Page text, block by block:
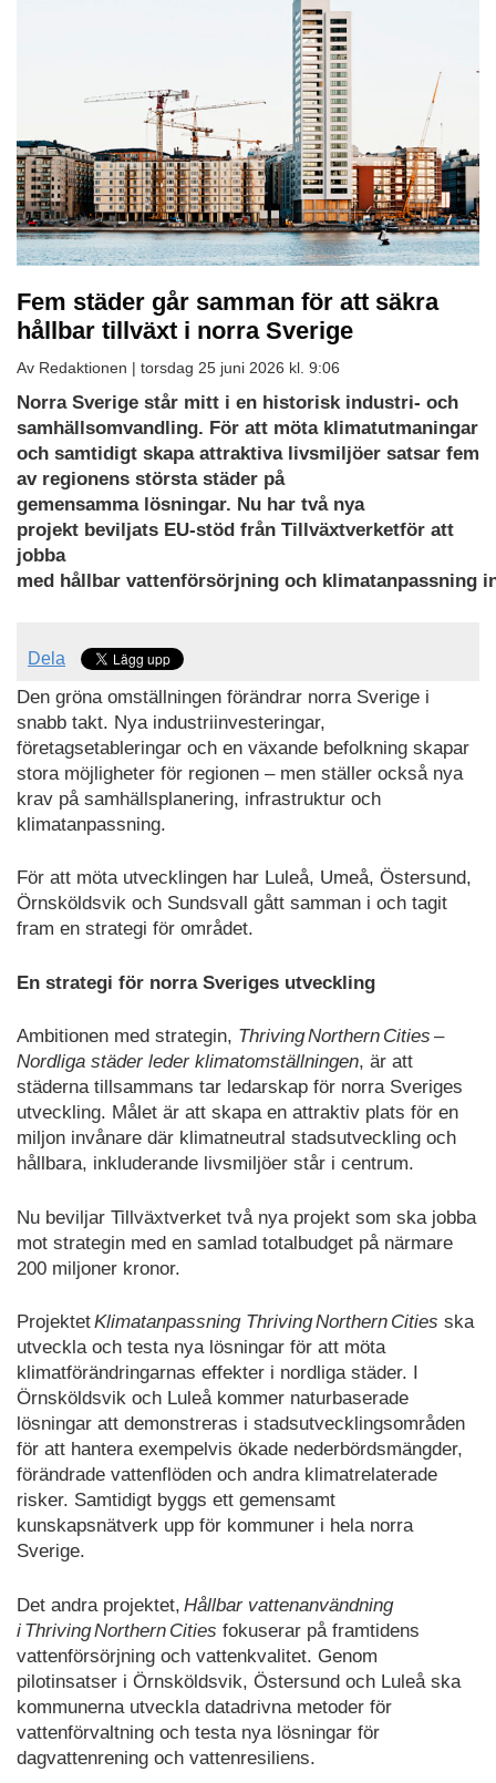
Fem städer går samman för att säkra
hållbar tillväxt i norra Sverige
Av Redaktionen | torsdag 25 juni 2026 kl. 9:06
Norra Sverige står mitt i en historisk industri- och
samhällsomvandling. För att möta klimatutmaningar
och samtidigt skapa attraktiva livsmiljöer satsar fem
av regionens största städer på
gemensamma lösningar. Nu har tvånya
projekt beviljats EU-stöd från Tillväxtverketför att
jobba
med hållbar vattenförsörjning och klimatanpassning
Dela
Den gröna omställningen förändrar norra Sverige i
snabb takt. Nya industriinvesteringar,
företagsetableringar och en växande befolkning skapar
stora möjligheter för regionen – men ställer också nya
krav på samhällsplanering, infrastruktur och
klimatanpassning.
För att möta utvecklingen har Luleå, Umeå, Östersund,
Örnsköldsvik och Sundsvall gått samman i och tagit
fram en strategi för området.
En strategi för norra Sveriges utveckling
Ambitionen med strategin, Thriving Northern Cities –
Nordliga städer leder klimatomställningen, är att
städerna tillsammans tar ledarskap för norra Sveriges
utveckling. Målet är att skapa en attraktiv plats för en
miljon invånare där klimatneutral stadsutveckling och
hållbara, inkluderande livsmiljöer står i centrum.
Nu beviljar Tillväxtverket två nya projekt som ska jobba
mot strategin med en samlad totalbudget på närmare
200 miljoner kronor.
ProjektetKlimatanpassning Thriving Northern Cities ska
utveckla och testa nya lösningar för att möta
klimatförändringarnas effekter i nordliga städer. I
Örnsköldsvik och Luleå kommer naturbaserade
lösningar att demonstreras i stadsutvecklingsområden
för att hantera exempelvis ökade nederbördsmängder,
förändrade vattenflöden och andra klimatrelaterade
risker. Samtidigt byggs ett gemensamt
kunskapsnätverk upp för kommuner i hela norra
Sverige.
Det andra projektet, Hållbar vattenanvändning
i Thriving Northern Cities fokuserar på framtidens
vattenförsörjning och vattenkvalitet. Genom
pilotinsatser i Örnsköldsvik, Östersund och Luleå ska
kommunerna utveckla datadrivna metoder för
vattenförvaltning och testa nya lösningar för
dagvattenrening och vattenresiliens.